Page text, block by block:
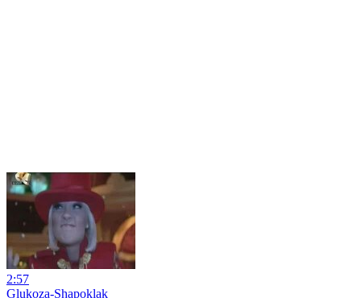
2:57
Glukoza-Shapoklak